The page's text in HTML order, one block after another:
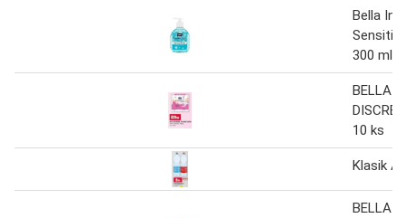
Bella
300 ml
BELLA
10 ks
Klasik
BELLA